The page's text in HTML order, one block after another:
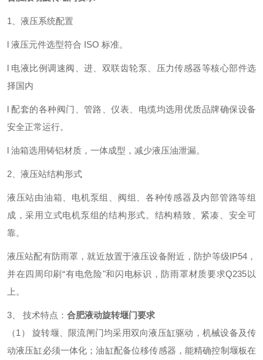
1、液压系统配置
l 液压元件选型符合 ISO 标准。
l 电液比例调速阀、进、双联齿轮泵、压力传感器等核心部件选
择国内
l配套的各种阀门、管路、仪表、电缆均选用优质品牌确保设备
安全正常运行。
l 油箱选用铸铝材质 ， 一体成型 ， 减少液压油泄漏。
2、液压站结构形式
液压站由油箱、电机泵组、阀组、各种传感器及内部管路等组
成，采用立式电机泵组的结构形式。结构精致、紧凑、安全可
靠。
液压站配有防雨罩 ， 就近放置于液压设备附近， 防护等级IP54，
并在四周印刷“有电危险"和闪电标识，防雨罩材质要求Q235以
上。
3、 技术特点 ： 合肥液动旋转堰门要求
（1） 旋转堰、限流闸门均采用双向液压缸驱动，机械设备及传
动液压缸必须一体化；油缸配备位移传感器，能精确控制堰板在